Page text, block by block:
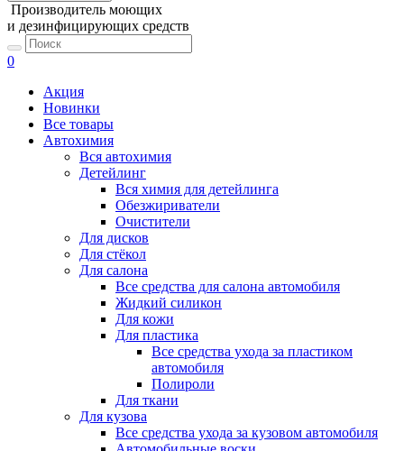
Производитель моющих
и дезинфицирующих средств
0
Акция
Новинки
Все товары
Автохимия
Вся автохимия
Детейлинг
Вся химия для детейлинга
Обезжириватели
Очистители
Для дисков
Для стёкол
Для салона
Все средства для салона автомобиля
Жидкий силикон
Для кожи
Для пластика
Все средства ухода за пластиком
автомобиля
Полироли
Для ткани
Для кузова
Все средства ухода за кузовом автомобиля